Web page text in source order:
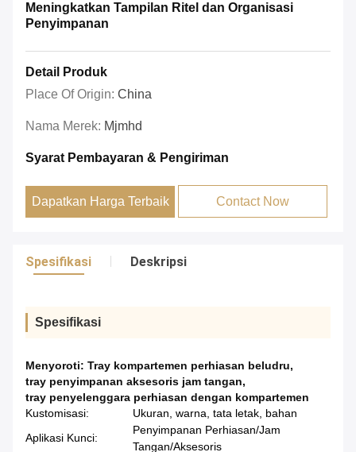
Meningkatkan Tampilan Ritel dan Organisasi
Penyimpanan
Detail Produk
Place Of Origin: China
Nama Merek: Mjmhd
Syarat Pembayaran & Pengiriman
Dapatkan Harga Terbaik Contact Now
Spesifikasi Deskripsi
Spesifikasi
Menyoroti: Tray kompartemen perhiasan beludru,
tray penyimpanan aksesoris jam tangan,
tray penyelenggara perhiasan dengan kompartemen
Kustomisasi:
Ukuran, warna, tata letak, bahan
Aplikasi Kunci:
Penyimpanan Perhiasan/Jam
Tangan/Aksesoris